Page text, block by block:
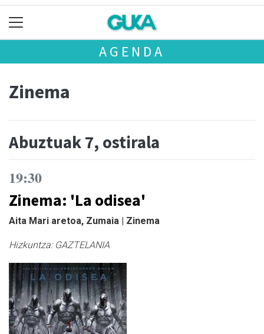
AGENDA
Zinema
Abuztuak 7, ostirala
19:30
Zinema: 'La odisea'
Aita Mari aretoa, Zumaia | Zinema
Hizkuntza: GAZTELANIA